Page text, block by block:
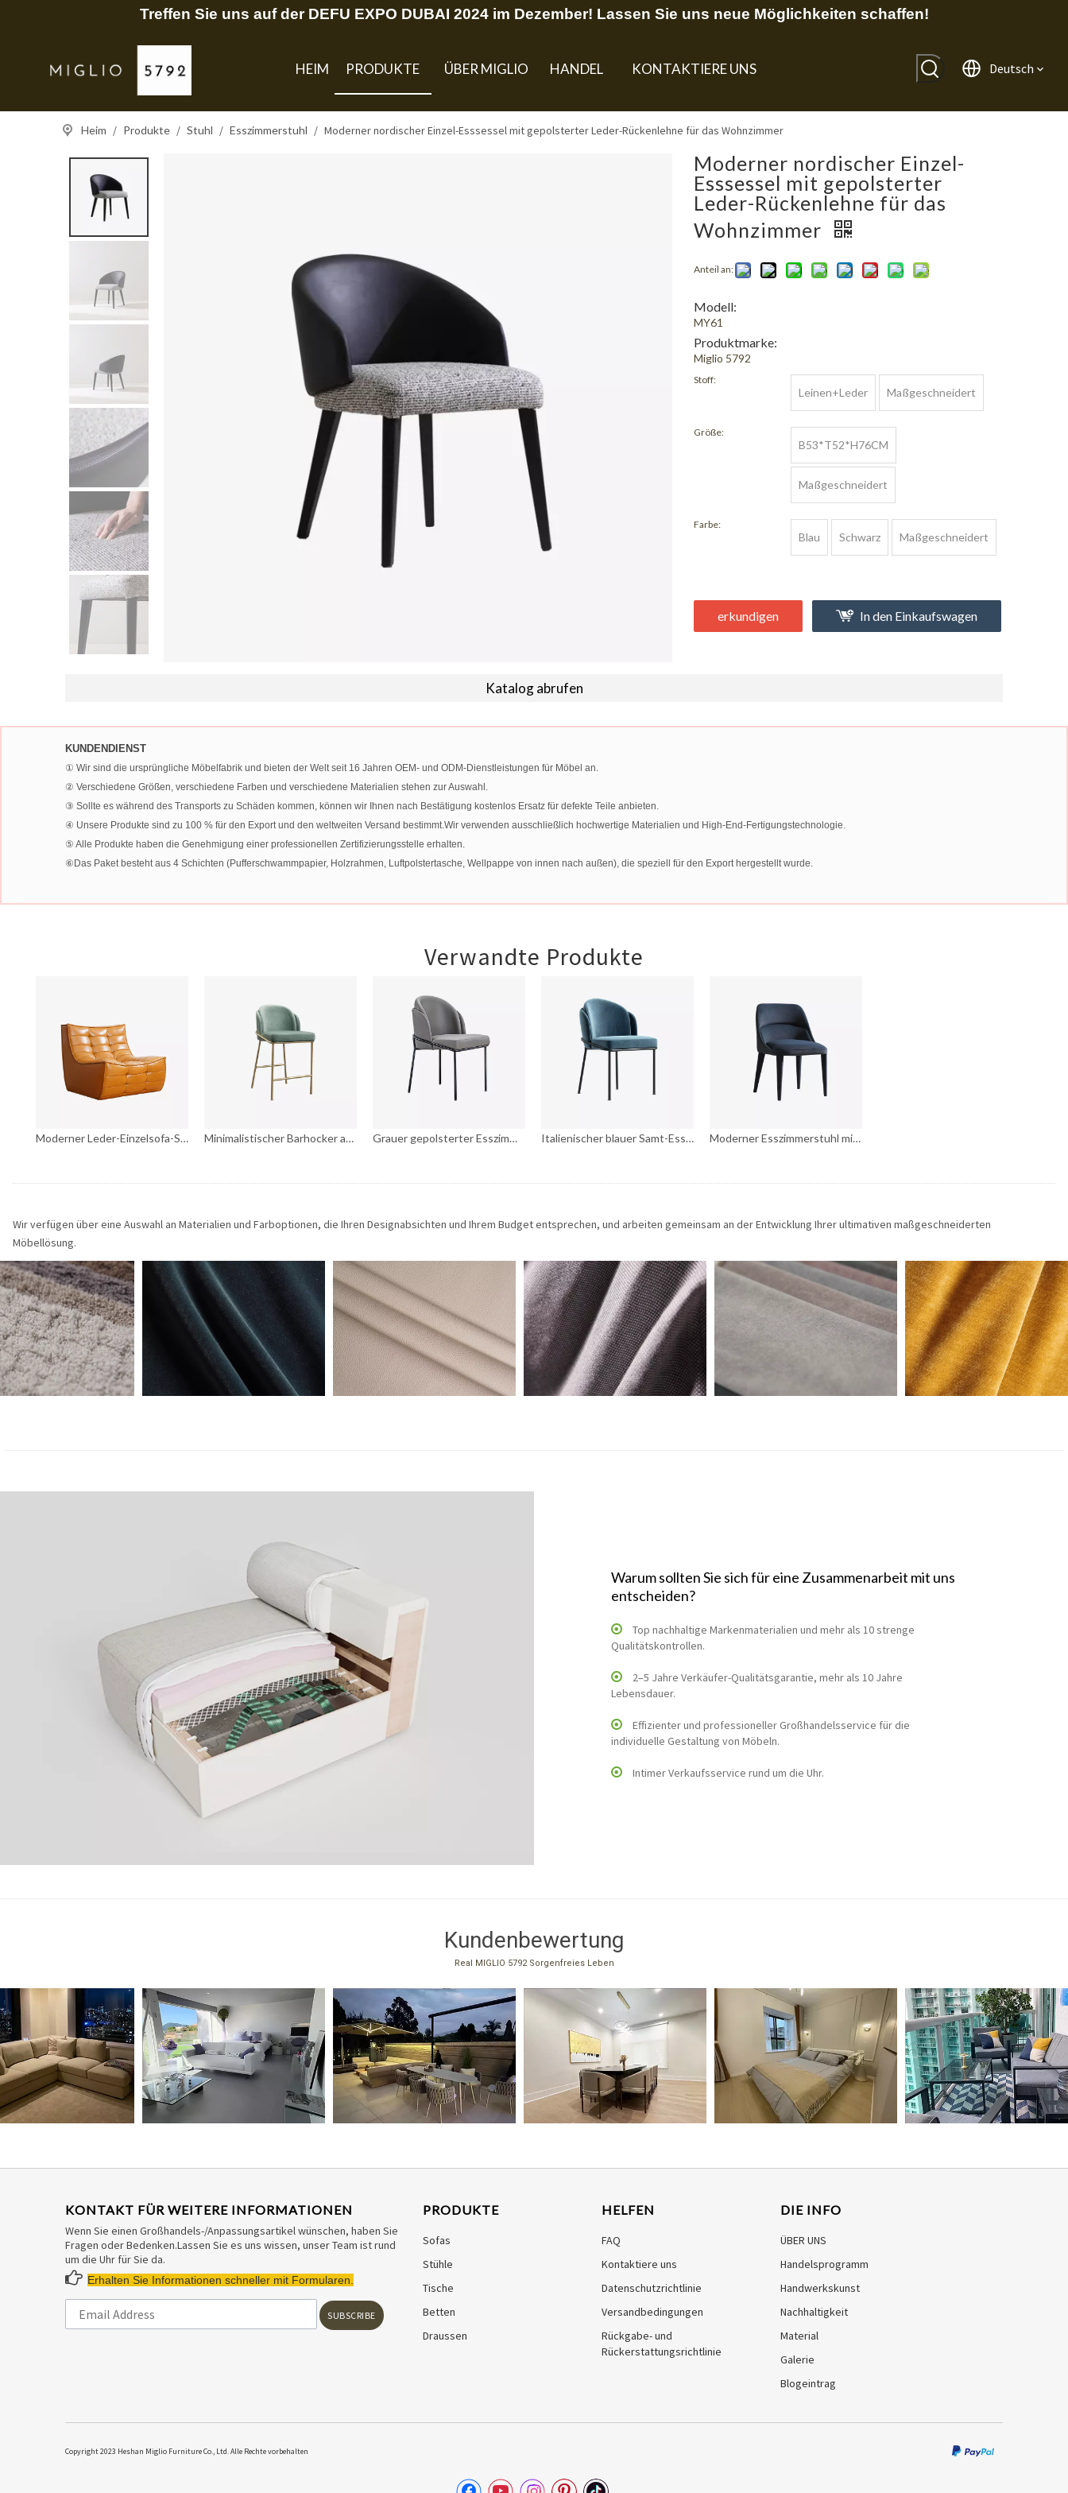
Treffen Sie uns auf der DEFU EXPO DUBAI 2024 im Dezember! Lassen Sie uns neue Möglichkeiten schaffen!
HEIM PRODUKTE ÜBER MIGLIO HANDEL KONTAKTIERE UNS Deutsch
Heim / Produkte / Stuhl / Esszimmerstuhl / Moderner nordischer Einzel-Esssessel mit gepolsterter Leder-Rückenlehne für das Wohnzimmer
Moderner nordischer Einzel-
Esssessel mit gepolsterter
Leder-Rückenlehne für das
Wohnzimmer
Anteil an:
Modell:
MY61
Produktmarke:
Miglio 5792
Stoff:
Leinen+Leder Maßgeschneidert
Größe:
B53*T52*H76CM
Maßgeschneidert
Farbe:
Blau Schwarz Maßgeschneidert
erkundigen In den Einkaufswagen
Katalog abrufen
KUNDENDIENST
① Wir sind die ursprüngliche Möbelfabrik und bieten der Welt seit 16 Jahren OEM- und ODM-Dienstleistungen für Möbel an.
② Verschiedene Größen, verschiedene Farben und verschiedene Materialien stehen zur Auswahl.
③ Sollte es während des Transports zu Schäden kommen, können wir Ihnen nach Bestätigung kostenlos Ersatz für defekte Teile anbieten.
④ Unsere Produkte sind zu 100 % für den Export und den weltweiten Versand bestimmt.Wir verwenden ausschließlich hochwertige Materialien und High-End-Fertigungstechnologie.
⑤ Alle Produkte haben die Genehmigung einer professionellen Zertifizierungsstelle erhalten.
⑥Das Paket besteht aus 4 Schichten (Pufferschwammpapier, Holzrahmen, Luftpolstertasche, Wellpappe von innen nach außen), die speziell für den Export hergestellt wurde.
Verwandte Produkte
Moderner Leder-Einzelsofa-Stuhl, gepolsterter armloser Lounge-Sessel Minimalistischer Barhocker aus Samtleder und Metall für die Küche und Esszimmer Grauer gepolsterter Esszimmerstuhl Italienischer blauer Samt-Esszimmerstuhl, moderne Esszimmermöbel, Eisen- und Metall-Nordic-Home-Rahmen, gepolsterter Esszimmerstuhl Moderner Esszimmerstuhl mit blauem Samtbezug
Wir verfügen über eine Auswahl an Materialien und Farboptionen, die Ihren Designabsichten und Ihrem Budget entsprechen, und arbeiten gemeinsam an der Entwicklung Ihrer ultimativen maßgeschneiderten
Möbellösung.
Warum sollten Sie sich für eine Zusammenarbeit mit uns
entscheiden?
Top nachhaltige Markenmaterialien und mehr als 10 strenge
Qualitätskontrollen.
2–5 Jahre Verkäufer-Qualitätsgarantie, mehr als 10 Jahre
Lebensdauer.
Effizienter und professioneller Großhandelsservice für die
individuelle Gestaltung von Möbeln.
Intimer Verkaufsservice rund um die Uhr.
Kundenbewertung
Real MIGLIO 5792 Sorgenfreies Leben
KONTAKT FÜR WEITERE INFORMATIONEN
Wenn Sie einen Großhandels-/Anpassungsartikel wünschen, haben Sie
Fragen oder Bedenken.Lassen Sie es uns wissen, unser Team ist rund
um die Uhr für Sie da.
 Erhalten Sie Informationen schneller mit Formularen.
SUBSCRIBE
PRODUKTE
Sofas
Stühle
Tische
Betten
Draussen
HELFEN
FAQ
Kontaktiere uns
Datenschutzrichtlinie
Versandbedingungen
Rückgabe- und
Rückerstattungsrichtlinie
DIE INFO
ÜBER UNS
Handelsprogramm
Handwerkskunst
Nachhaltigkeit
Material
Galerie
Blogeintrag
​Copyright 2023 Heshan Miglio Furniture Co., Ltd. Alle Rechte vorbehalten